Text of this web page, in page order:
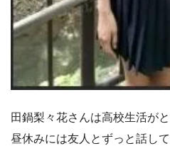
田鍋梨々花さんは高校生活が
昼休みには友人とずっと話し